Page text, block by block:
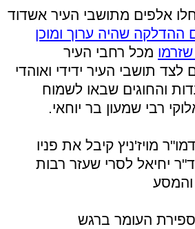
אלפים מתושבי העיר אשדוד
שהיה ערוך ומוכן
מכל רחבי העיר
תושבי העיר ידידי ואוהדי
והחוגים שבאו לשמוח
רבי שמעון בר יוחאי.
מויז'ניץ קיבל את פניו
יחיאל לסרי שעזר רבות
העומר ברגש